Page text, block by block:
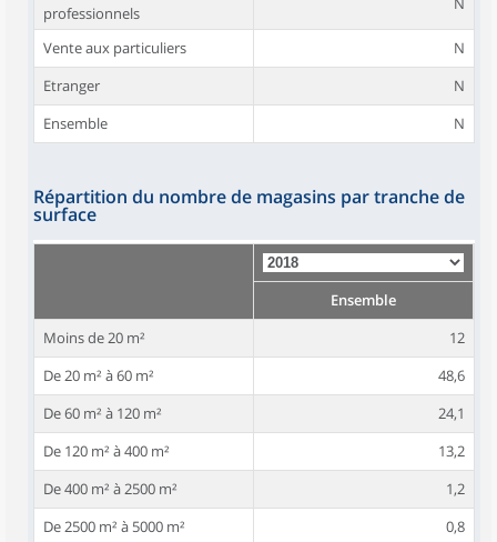
professionnels
Vente aux particuliers
N
Etranger
N
Ensemble
N
Répartition du nombre de magasins par tranche de
surface
Ensemble
Moins de 20 m²
12
De 20 m² à 60 m²
48,6
De 60 m² à 120 m²
24,1
De 120 m² à 400 m²
13,2
De 400 m² à 2500 m²
1,2
De 2500 m² à 5000 m²
0,8